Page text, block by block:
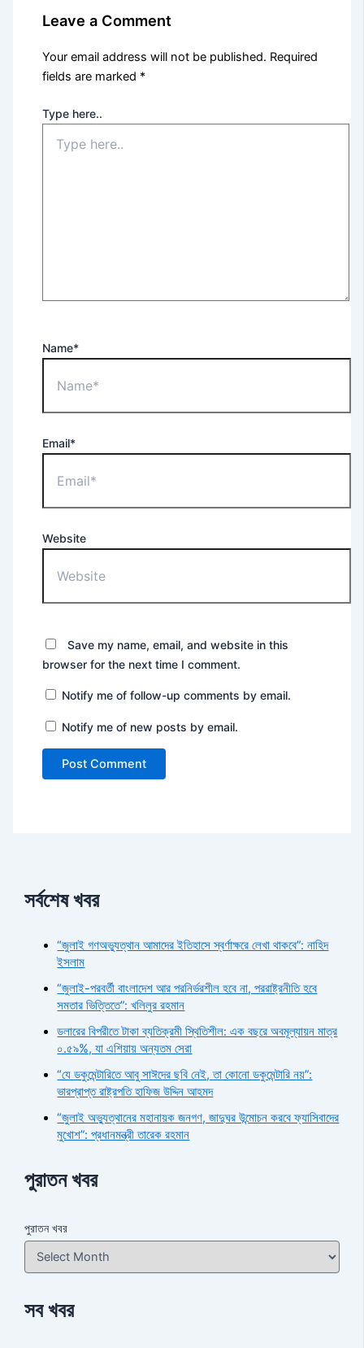
Leave a Comment
Your email address will not be published. Required
fields are marked *
Type here..
Name*
Email*
Website
Save my name, email, and website in this
browser for the next time I comment.
Notify me of follow-up comments by email.
Notify me of new posts by email.
সর্বশেষ খবর
“জুলাই গণঅভ্যুত্থান আমাদের ইতিহাসে স্বর্ণাক্ষরে লেখা থাকবে”: নাহিদ
ইসলাম
“জুলাই-পরবর্তী বাংলাদেশ আর পরনির্ভরশীল হবে না, পররাষ্ট্রনীতি হবে
সমতার ভিত্তিতে”: খলিলুর রহমান
ডলারের বিপরীতে টাকা ব্যতিক্রমী স্থিতিশীল: এক বছরে অবমূল্যায়ন মাত্র
০.৫৯%, যা এশিয়ায় অন্যতম সেরা
“যে ডকুমেন্টারিতে আবু সাঈদের ছবি নেই, তা কোনো ডকুমেন্টারি নয়”:
ভারপ্রাপ্ত রাষ্ট্রপতি হাফিজ উদ্দিন আহমদ
“জুলাই অভ্যুত্থানের মহানায়ক জনগণ, জাদুঘর উন্মোচন করবে ফ্যাসিবাদের
মুখোশ”: প্রধানমন্ত্রী তারেক রহমান
পুরাতন খবর
পুরাতন খবর
সব খবর